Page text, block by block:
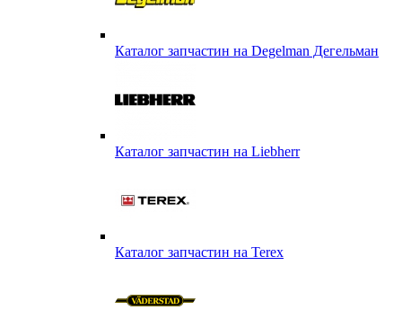
Каталог запчастин на Degelman Дегельман
Каталог запчастин на Liebherr
Каталог запчастин на Terex